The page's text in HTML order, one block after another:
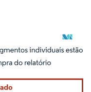
conforme CC BY 4.0.